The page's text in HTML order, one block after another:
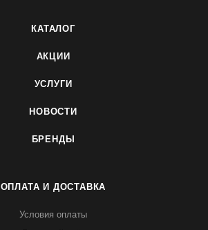
КАТАЛОГ
АКЦИИ
УСЛУГИ
НОВОСТИ
БРЕНДЫ
ОПЛАТА И ДОСТАВКА
Условия оплаты